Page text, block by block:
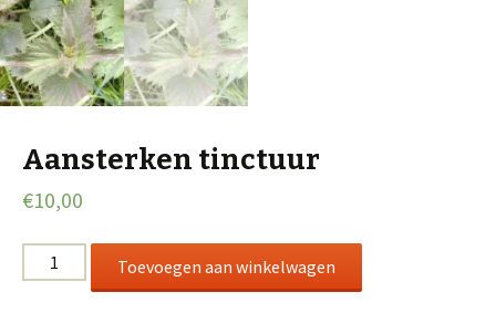
Aansterken tinctuur
€10,00
Aansterken
tinctuur
Toevoegen aan winkelwagen